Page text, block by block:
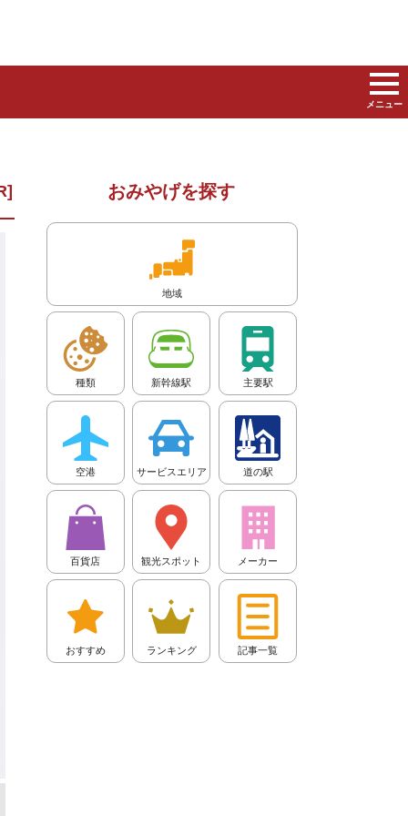
メニュー
おみやげを探す
地域
種類 新幹線駅 主要駅
空港 サービスエリア 道の駅
百貨店 観光スポット メーカー
おすすめ ランキング 記事一覧